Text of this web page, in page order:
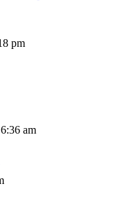
pm
am